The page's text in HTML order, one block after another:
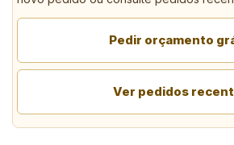
Pedir orçamento
Ver pedidos